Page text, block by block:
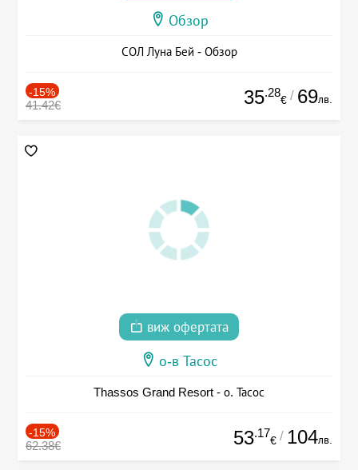
Обзор
СОЛ Луна Бей - Обзор
-15%
41.42€ 35.28
€ / 69лв.
виж офертата
о-в Тасос
Thassos Grand Resort - о. Тасос
-15%
62.38€ 53.17
€ / 104лв.